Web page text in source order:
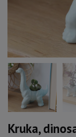
Kruka,